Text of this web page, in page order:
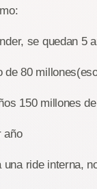
se quedan 5
80
150 millones
año
ride interna,